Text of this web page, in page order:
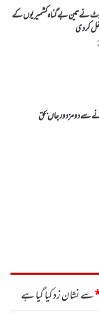
نے تین بے گناہ کشمیریوں کے
کر دی
سے دو مزدور جاں بحق
سے نشان زد کیا گیا ہے